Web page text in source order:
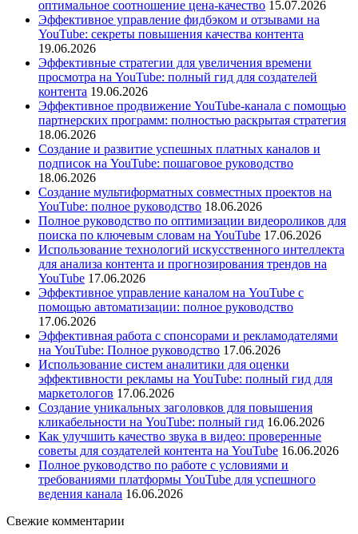
оптимальное соотношение цена-качество 15.07.2026
Эффективное управление фидбэком и отзывами на
YouTube: секреты повышения качества контента
19.06.2026
Эффективные стратегии для увеличения времени
просмотра на YouTube: полный гид для создателей
контента 19.06.2026
Эффективное продвижение YouTube-канала с помощью
партнерских программ: полностью раскрытая стратегия
18.06.2026
Создание и развитие успешных платных каналов и
подписок на YouTube: пошаговое руководство
18.06.2026
Создание мультиформатных совместных проектов на
YouTube: полное руководство 18.06.2026
Полное руководство по оптимизации видеороликов для
поиска по ключевым словам на YouTube 17.06.2026
Использование технологий искусственного интеллекта
для анализа контента и прогнозирования трендов на
YouTube 17.06.2026
Эффективное управление каналом на YouTube с
помощью автоматизации: полное руководство
17.06.2026
Эффективная работа с спонсорами и рекламодателями
на YouTube: Полное руководство 17.06.2026
Использование систем аналитики для оценки
эффективности рекламы на YouTube: полный гид для
маркетологов 17.06.2026
Создание уникальных заголовков для повышения
кликабельности на YouTube: полный гид 16.06.2026
Как улучшить качество звука в видео: проверенные
советы для создателей контента на YouTube 16.06.2026
Полное руководство по работе с условиями и
требованиями платформы YouTube для успешного
ведения канала 16.06.2026
Свежие комментарии